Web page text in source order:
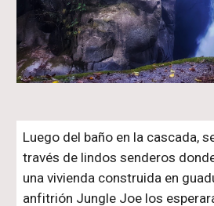
Luego del baño en la cascada,
través de lindos senderos
una vivienda construida en
anfitrión Jungle Joe los